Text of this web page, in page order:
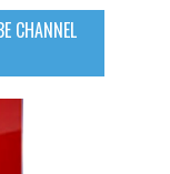
CHANNEL